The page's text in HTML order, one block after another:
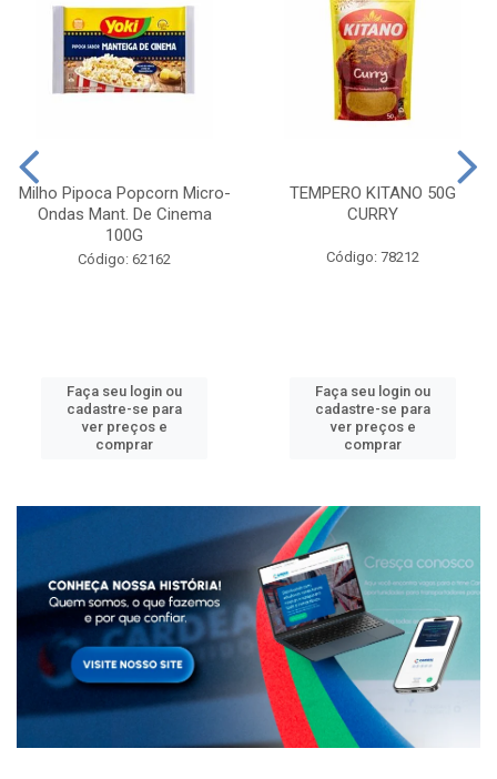
Milho Pipoca Popcorn Micro-
Ondas Mant. De Cinema
100G
Código: 62162
Faça seu login ou
cadastre-se para
ver preços e
comprar
TEMPERO KITANO 50G
CURRY
Código: 78212
Faça seu login ou
cadastre-se para
ver preços e
comprar